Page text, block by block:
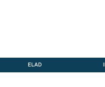
ELAD